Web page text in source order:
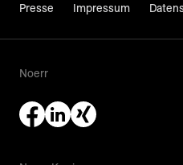
Presse Impressum
Noerr